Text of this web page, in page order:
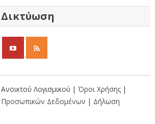
Λογισμικού | Όροι Χρήσης |
Προσωπικών Δεδομένων | Δήλωση